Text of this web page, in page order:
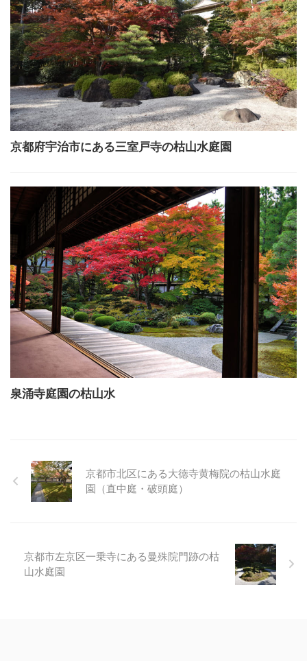
京都府宇治市にある三室戸寺の枯山水庭園
泉涌寺庭園の枯山水
京都市北区にある大徳寺黄梅院の枯山水庭
園（直中庭・破頭庭）
京都市左京区一乗寺にある曼殊院門跡の枯
山水庭園